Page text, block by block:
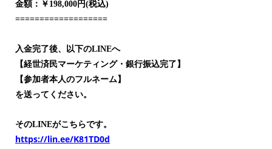
金額：￥198,000円(税込)
===================
入金完了後、以下のLINEへ
【経世済民マーケティング・銀行振込完了】
【参加者本人のフルネーム】
を送ってください。
そのLINEがこちらです。
https://lin.ee/K81TD0d